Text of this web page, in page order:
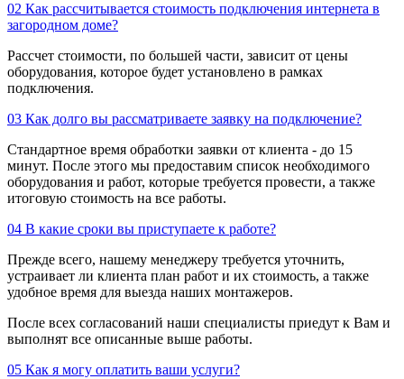
02 Как рассчитывается стоимость подключения интернета в
загородном доме?
Рассчет стоимости, по большей части, зависит от цены
оборудования, которое будет установлено в рамках
подключения.
03 Как долго вы рассматриваете заявку на подключение?
Стандартное время обработки заявки от клиента - до 15
минут. После этого мы предоставим список необходимого
оборудования и работ, которые требуется провести, а также
итоговую стоимость на все работы.
04 В какие сроки вы приступаете к работе?
Прежде всего, нашему менеджеру требуется уточнить,
устраивает ли клиента план работ и их стоимость, а также
удобное время для выезда наших монтажеров.
После всех согласований наши специалисты приедут к Вам и
выполнят все описанные выше работы.
05 Как я могу оплатить ваши услуги?